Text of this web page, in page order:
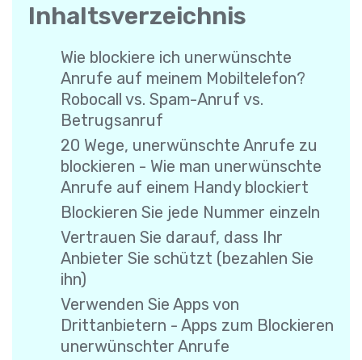
Inhaltsverzeichnis
Wie blockiere ich unerwünschte
Anrufe auf meinem Mobiltelefon?
Robocall vs. Spam-Anruf vs.
Betrugsanruf
20 Wege, unerwünschte Anrufe zu
blockieren - Wie man unerwünschte
Anrufe auf einem Handy blockiert
Blockieren Sie jede Nummer einzeln
Vertrauen Sie darauf, dass Ihr
Anbieter Sie schützt (bezahlen Sie
ihn)
Verwenden Sie Apps von
Drittanbietern - Apps zum Blockieren
unerwünschter Anrufe